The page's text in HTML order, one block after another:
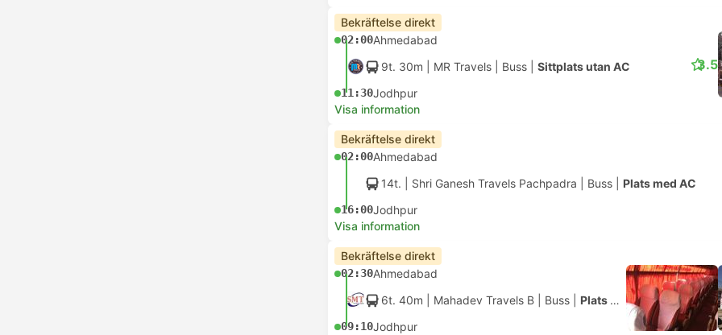
Bekräftelse direkt
02:00Ahmedabad
9t. 30m | MR Travels Buss Sittplats utan AC
11:30Jodhpur
3.5
Visa information
Bekräftelse direkt
02:00Ahmedabad
14t. | Shri Ganesh Travels Pachpadra Buss Plats med AC
16:00Jodhpur
Visa information
Bekräftelse direkt
02:30Ahmedabad
6t. 40m | Mahadev Travels B Buss Plats med AC
09:10Jodhpur